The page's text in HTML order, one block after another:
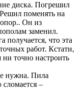
диска. Погрешил
поменять на
Он из
заменил.
получается, что эта
работ. Кстати,
ни точно настроить
нужна. Пила
сломается –